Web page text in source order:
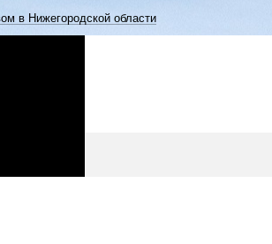
в Нижегородской области